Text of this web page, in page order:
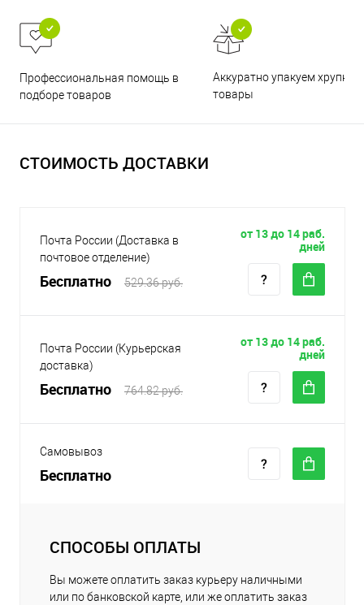
Профессиональная помощь в
подборе товаров
Аккуратно упакуем хрупкие
товары
СТОИМОСТЬ ДОСТАВКИ
Почта России (Доставка в
почтовое отделение)
Бесплатно 529.36 руб.
от 13 до 14 раб.
дней
Почта России (Курьерская
доставка)
Бесплатно 764.82 руб.
от 13 до 14 раб.
дней
Самовывоз
Бесплатно
СПОСОБЫ ОПЛАТЫ
Вы можете оплатить заказ курьеру наличными
или по банковской карте, или же оплатить заказ